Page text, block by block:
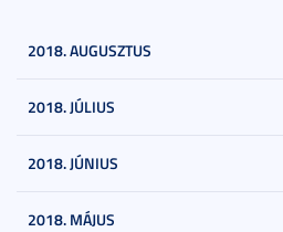
2018. AUGUSZTUS
2018. JÚLIUS
2018. JÚNIUS
2018. MÁJUS